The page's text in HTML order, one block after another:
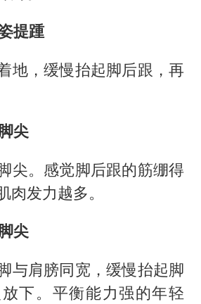
提踵
地，缓慢抬起脚后跟，再
尖
尖。感觉脚后跟的筋绷得
肉发力越多。
尖
与肩膀同宽，缓慢抬起脚
下。平衡能力强的年轻